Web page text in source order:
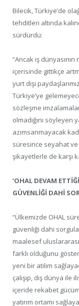
Bilecik, Türkiye’de
tehditleri altında
sürdürdü:
“Ancak iş
içerisinde gittikçe
yurt dışı
Türkiye’ye
sözleşme
olmadığını söyleyen
azımsanmayacak
süresince seyahat ve
şikayetlerle de karşı
‘OHAL DEVAM
GÜVENLİĞİ DAHİ
“Ülkemizde OHAL
güvenliği dahi
maalesef
farklı olduğunu
yeni bir atılım
çalışıp, dış dünya
içeride rekabet
yatırım ortamı